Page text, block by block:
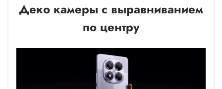
Деко камеры с выравниванием
по центру